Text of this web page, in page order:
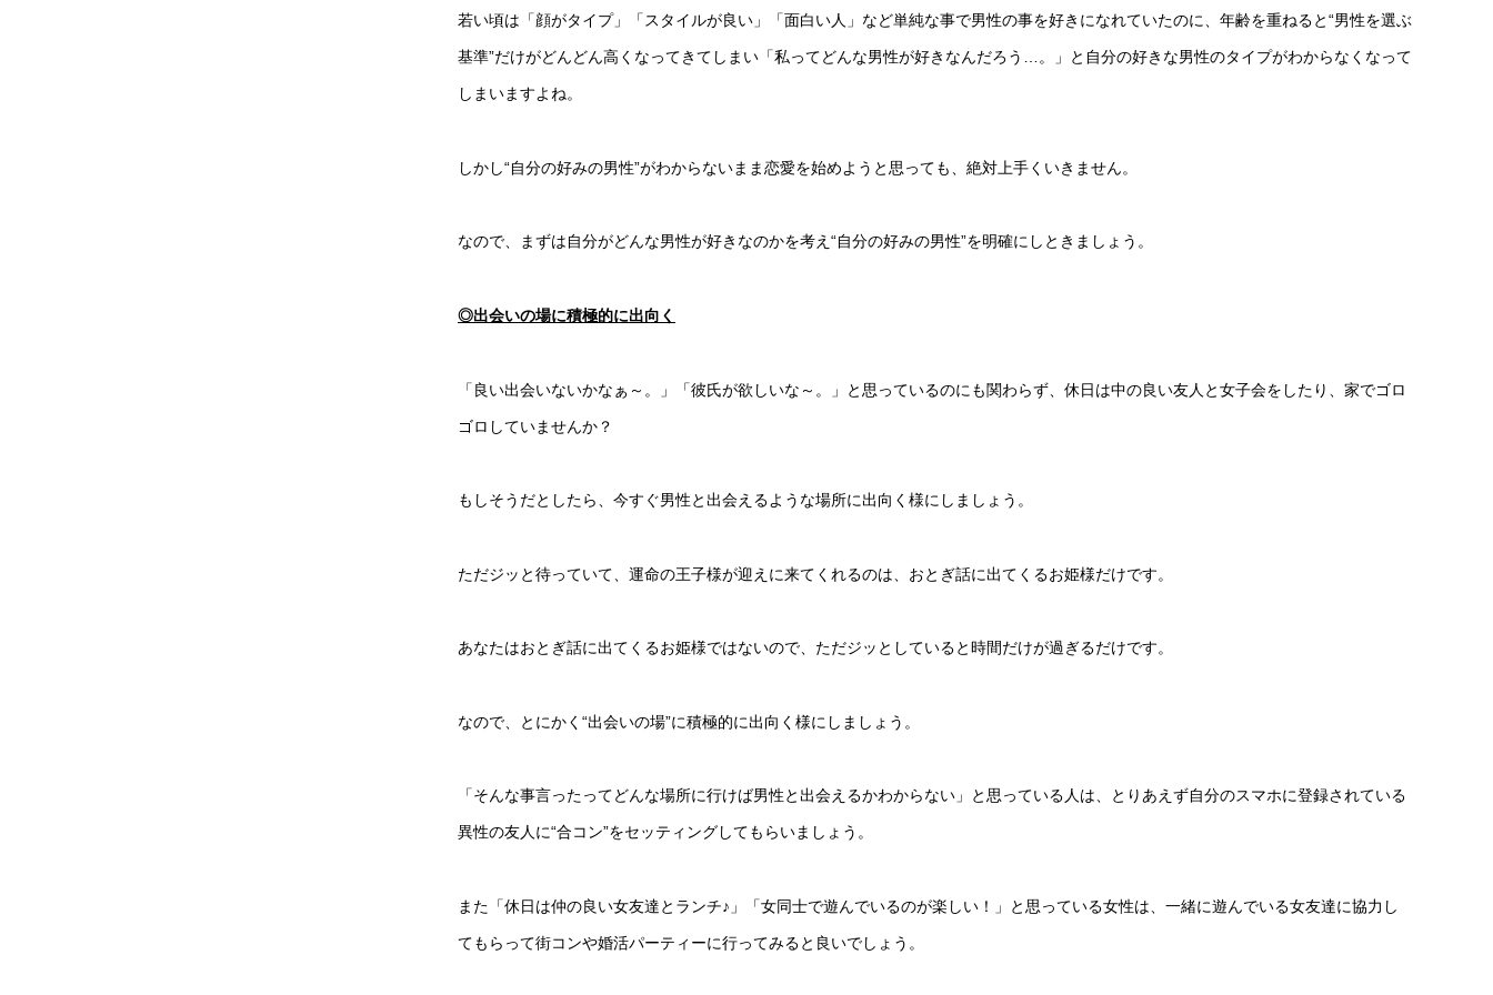
若い頃は「顔がタイプ」「スタイルが良い」「面白い人」など単純な事で男性の事を好きになれていたのに、年齢を重ねると“男性を選ぶ
基準”だけがどんどん高くなってきてしまい「私ってどんな男性が好きなんだろう…。」と自分の好きな男性のタイプがわからなくなって
しまいますよね。
しかし“自分の好みの男性”がわからないまま恋愛を始めようと思っても、絶対上手くいきません。
なので、まずは自分がどんな男性が好きなのかを考え“自分の好みの男性”を明確にしときましょう。
◎出会いの場に積極的に出向く
「良い出会いないかなぁ～。」「彼氏が欲しいな～。」と思っているのにも関わらず、休日は中の良い友人と女子会をしたり、家でゴロ
ゴロしていませんか？
もしそうだとしたら、今すぐ男性と出会えるような場所に出向く様にしましょう。
ただジッと待っていて、運命の王子様が迎えに来てくれるのは、おとぎ話に出てくるお姫様だけです。
あなたはおとぎ話に出てくるお姫様ではないので、ただジッとしていると時間だけが過ぎるだけです。
なので、とにかく“出会いの場”に積極的に出向く様にしましょう。
「そんな事言ったってどんな場所に行けば男性と出会えるかわからない」と思っている人は、とりあえず自分のスマホに登録されている
異性の友人に“合コン”をセッティングしてもらいましょう。
また「休日は仲の良い女友達とランチ♪」「女同士で遊んでいるのが楽しい！」と思っている女性は、一緒に遊んでいる女友達に協力し
てもらって街コンや婚活パーティーに行ってみると良いでしょう。